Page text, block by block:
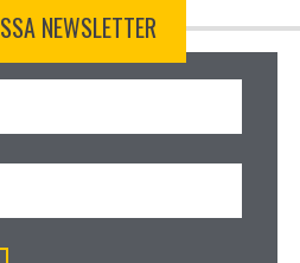
NEWSLETTER